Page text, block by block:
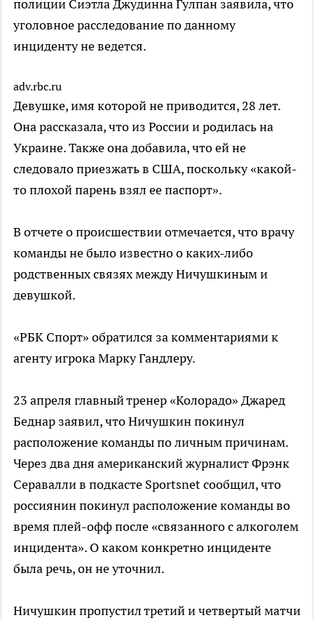
полиции Сиэтла Джудинна Гулпан заявила, что
уголовное расследование по данному
инциденту не ведется.
adv.rbc.ru
Девушке, имя которой не приводится, 28 лет.
Она рассказала, что из России и родилась на
Украине. Также она добавила, что ей не
следовало приезжать в США, поскольку «какой-
то плохой парень взял ее паспорт».
В отчете о происшествии отмечается, что врачу
команды не было известно о каких-либо
родственных связях между Ничушкиным и
девушкой.
«РБК Спорт» обратился за комментариями к
агенту игрока Марку Гандлеру.
23 апреля главный тренер «Колорадо» Джаред
Беднар заявил, что Ничушкин покинул
расположение команды по личным причинам.
Через два дня американский журналист Фрэнк
Серавалли в подкасте Sportsnet сообщил, что
россиянин покинул расположение команды во
время плей-офф после «связанного с алкоголем
инцидента». О каком конкретно инциденте
была речь, он не уточнил.
Ничушкин пропустил третий и четвертый матчи